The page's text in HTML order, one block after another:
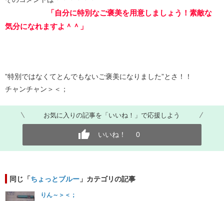
「自分に特別なご褒美を用意しましょう！素敵な
気分になれますよ＾＾」
”特別ではなくてとんでもないご褒美になりました”とさ！！
チャンチャン＞＜；
お気に入りの記事を「いいね！」で応援しよう
いいね！ 0
同じ「ちょっとブルー 」カテゴリの記事
りん～＞＜；